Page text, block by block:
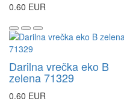
0.60 EUR
Darilna vrečka eko B
zelena 71329
0.60 EUR